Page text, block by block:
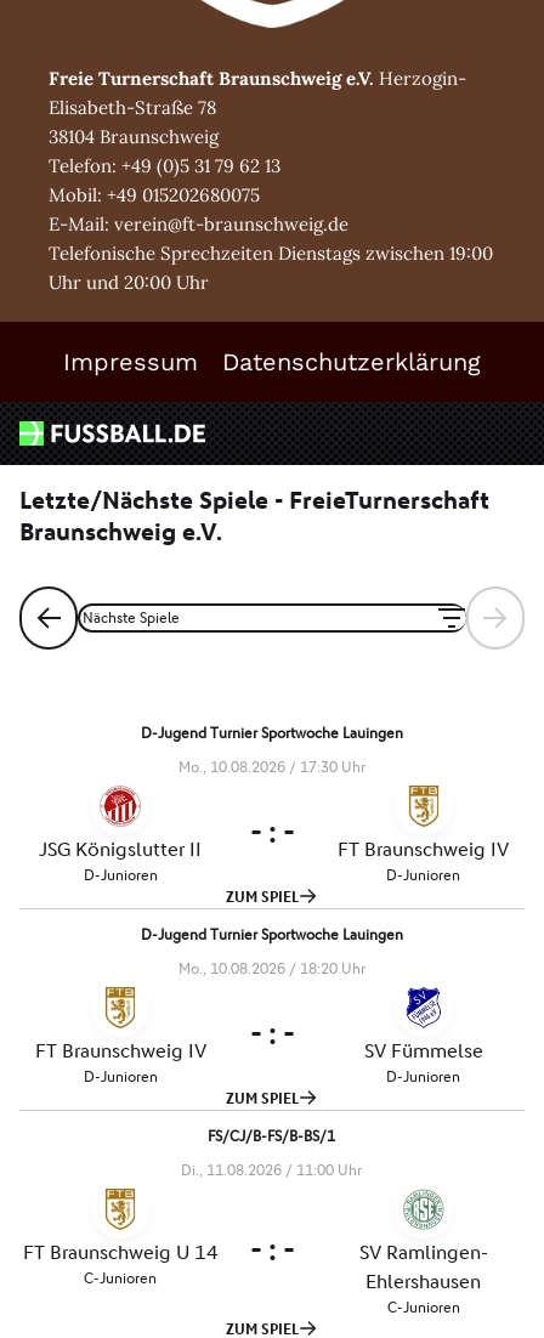
Freie Turnerschaft Braunschweig e.V. Herzogin-
Elisabeth-Straße 78
38104 Braunschweig
Telefon: +49 (0)5 31 79 62 13
Mobil: +49 015202680075
E-Mail: verein@ft-braunschweig.de
Telefonische Sprechzeiten Dienstags zwischen 19:00
Uhr und 20:00 Uhr
Impressum Datenschutzerklärung